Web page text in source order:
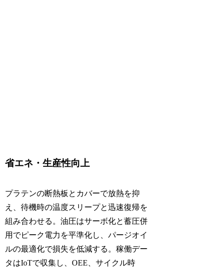
省エネ・生産性向上
プラテンの断熱板とカバーで放熱を抑
え、待機時の温度スリープと迅速復帰を
組み合わせる。油圧はサーボ化と蓄圧併
用でピーク電力を平準化し、パージオイ
ルの最適化で損失を低減する。稼働デー
タはIoTで収集し、OEE、サイクル時